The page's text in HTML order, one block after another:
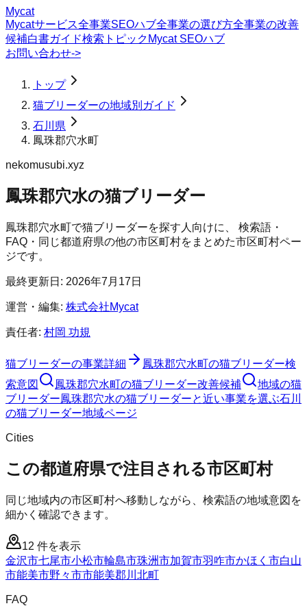
Mycat
Mycatサービス全事業SEOハブ全事業の選び方全事業の改善
候補白書ガイド検索トピック Mycat SEOハブ
お問い合わせ->
トップ
猫ブリーダーの地域別ガイド
石川県
鳳珠郡穴水町
nekomusubi.xyz
鳳珠郡穴水の猫ブリーダー
鳳珠郡穴水町で猫ブリーダーを探す人向けに、 検索語・
FAQ・同じ都道府県の他の市区町村をまとめた市区町村ペー
ジです。
最終更新日: 2026年7月17日
運営・編集: 株式会社Mycat
責任者: 村岡 功規
猫ブリーダーの事業詳細 鳳珠郡穴水町の猫ブリーダー検
索意図
鳳珠郡穴水町の猫ブリーダー改善候補
地域の猫
ブリーダー鳳珠郡穴水の猫ブリーダーと近い事業を選ぶ石川
の猫ブリーダー地域ページ
Cities
この都道府県で注目される市区町村
同じ地域内の市区町村へ移動しながら、検索語の地域意図を
細かく確認できます。
12 件を表示
金沢市七尾市小松市輪島市珠洲市加賀市羽咋市かほく市白山
市能美市野々市市能美郡川北町
FAQ